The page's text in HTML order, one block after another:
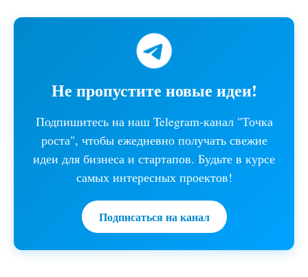
Не пропустите новые идеи!
Подпишитесь на наш Telegram-канал "Точка
роста", чтобы ежедневно получать свежие
идеи для бизнеса и стартапов. Будьте в курсе
самых интересных проектов!
Подписаться на канал